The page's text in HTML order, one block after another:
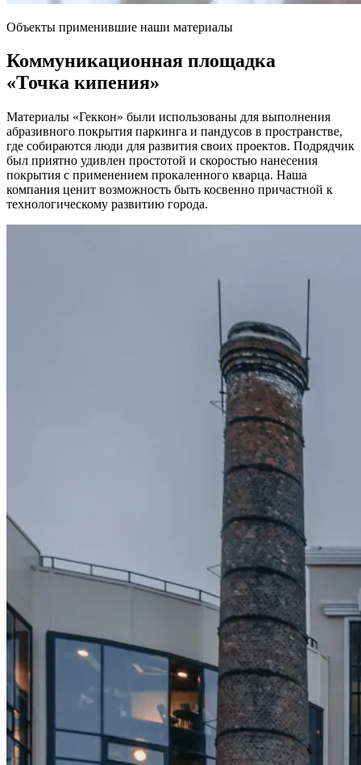
Объекты применившие наши материалы
Коммуникационная площадка
«Точка кипения»
Материалы «Геккон» были использованы для выполнения
абразивного покрытия паркинга и пандусов в пространстве,
где собираются люди для развития своих проектов. Подрядчик
был приятно удивлен простотой и скоростью нанесения
покрытия с применением прокаленного кварца. Наша
компания ценит возможность быть косвенно причастной к
технологическому развитию города.